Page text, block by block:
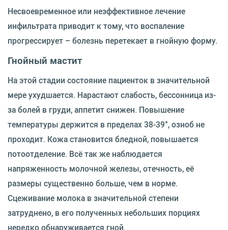
Несвоевременное или неэффективное лечение
инфильтрата приводит к тому, что воспаление
прогрессирует – болезнь перетекает в гнойную форму.
Гнойный мастит
На этой стадии состояние пациенток в значительной
мере ухудшается. Нарастают слабость, бессонница из-
за болей в груди, аппетит снижен. Повышение
температуры держится в пределах 38-39°, озноб не
проходит. Кожа становится бледной, повышается
потоотделение. Всё так же наблюдается
напряженность молочной железы, отечность, её
размеры существенно больше, чем в норме.
Сцеживание молока в значительной степени
затруднено, в его полученных небольших порциях
нередко обнаруживается гной.